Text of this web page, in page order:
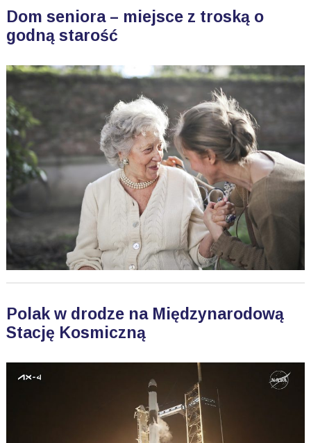
Dom seniora – miejsce z troską o
godną starość
Polak w drodze na Międzynarodową
Stację Kosmiczną